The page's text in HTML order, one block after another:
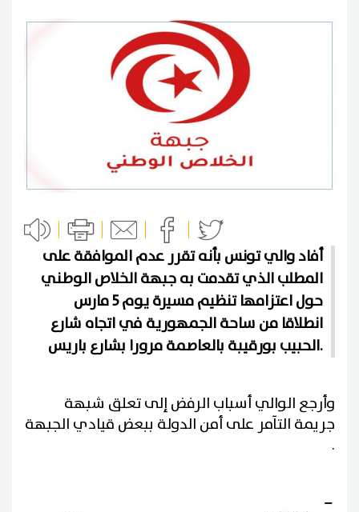
أفاد والي تونس بأنه تقرر عدم الموافقة على
المطلب الذي تقدمت به جبهة الخلاص الوطني
حول اعتزامها تنظيم مسيرة يوم 5 مارس
انطلاقا من ساحة الجمهورية في اتجاه شارع
الحبيب بورقيبة بالعاصمة مرورا بشارع باريس.
وأرجع الوالي أسباب الرفض إلى تعلق شبهة
جريمة التآمر على أمن الدولة ببعض قيادي الجبهة
.